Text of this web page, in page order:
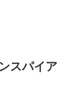
スパイア